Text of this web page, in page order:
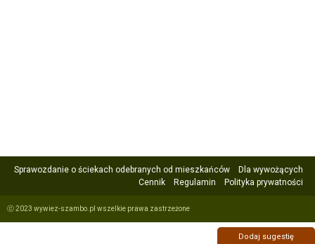
Sprawozdanie o ściekach odebranych od mieszkańców
Dla wywożących
Cennik
Regulamin Polityka prywatności
ⓒ 2023 wywiez-szambo.pl wszelkie prawa zastrzeżone
Dodaj sugestię